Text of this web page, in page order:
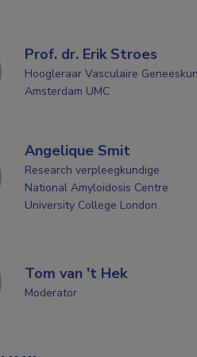
Prof. dr. Erik Stroes
Hoogleraar Vasculaire
Amsterdam UMC
Angelique Smit
Research verpleegkundige
National Amyloidosis Centre
University College London
Tom van 't Hek
Moderator